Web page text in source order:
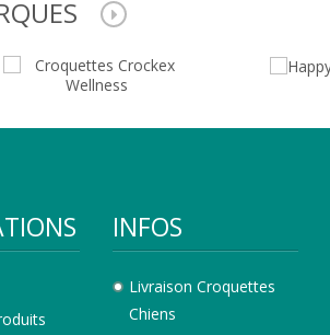
INFOS
Livraison Croquettes
Chiens